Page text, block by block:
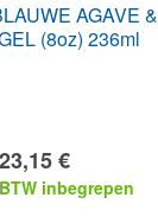
AGAVE &
(8oz) 236ml
23,15 €
BTW inbegrepen